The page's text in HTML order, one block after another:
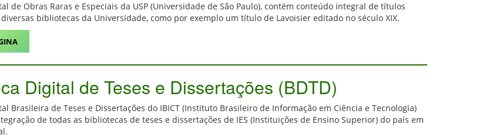
de Obras Raras e Especiais da USP (Universidade de São Paulo), contém conteúdo integral de títulos
bibliotecas da Universidade, como por exemplo um título de Lavoisier editado no século XIX.
Digital de Teses e Dissertações (BDTD)
Brasileira de Teses e Dissertações do IBICT (Instituto Brasileiro de Informação em Ciência e Tecnologia)
de todas as bibliotecas de teses e dissertações de IES (Instituições de Ensino Superior) do país em